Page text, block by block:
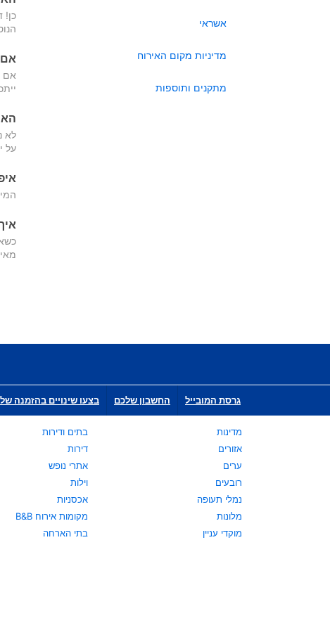
אשראי
מדיניות מקום האירוח
מתקנים ותוספות
כן!
אם
אם
לא
על
מאיתנו
גרסת המובייל החשבון שלכם בצעו שינויים בהזמנה
מדינות
אזורים
ערים
רובעים
נמלי תעופה
מלונות
מוקדי עניין
בתים ודירות
דירות
אתרי נופש
וילות
אכסניות
מקומות אירוח B&B
בתי הארחה